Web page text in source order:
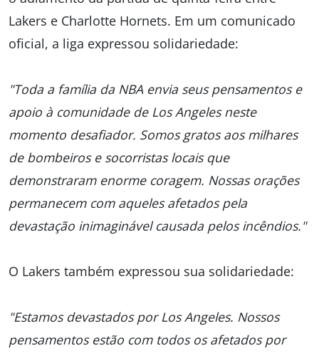
Lakers e Charlotte Hornets. Em um comunicado
oficial, a liga expressou solidariedade:
"Toda a família da NBA envia seus pensamentos e
apoio à comunidade de Los Angeles neste
momento desafiador. Somos gratos aos milhares
de bombeiros e socorristas locais que
demonstraram enorme coragem. Nossas orações
permanecem com aqueles afetados pela
devastação inimaginável causada pelos incêndios."
O Lakers também expressou sua solidariedade:
"Estamos devastados por Los Angeles. Nossos
pensamentos estão com todos os afetados por